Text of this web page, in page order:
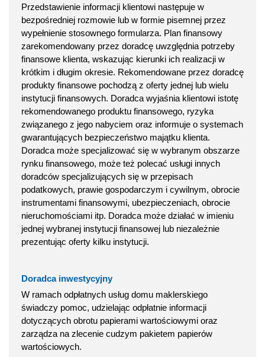
Przedstawienie informacji klientowi następuje w
bezpośredniej rozmowie lub w formie pisemnej przez
wypełnienie stosownego formularza. Plan finansowy
zarekomendowany przez doradcę uwzględnia potrzeby
finansowe klienta, wskazując kierunki ich realizacji w
krótkim i długim okresie. Rekomendowane przez doradcę
produkty finansowe pochodzą z oferty jednej lub wielu
instytucji finansowych. Doradca wyjaśnia klientowi istotę
rekomendowanego produktu finansowego, ryzyka
związanego z jego nabyciem oraz informuje o systemach
gwarantujących bezpieczeństwo majątku klienta.
Doradca może specjalizować się w wybranym obszarze
rynku finansowego, może też polecać usługi innych
doradców specjalizujących się w przepisach
podatkowych, prawie gospodarczym i cywilnym, obrocie
instrumentami finansowymi, ubezpieczeniach, obrocie
nieruchomościami itp. Doradca może działać w imieniu
jednej wybranej instytucji finansowej lub niezależnie
prezentując oferty kilku instytucji.
Doradca inwestycyjny
W ramach odpłatnych usług domu maklerskiego
świadczy pomoc, udzielając odpłatnie informacji
dotyczących obrotu papierami wartościowymi oraz
zarządza na zlecenie cudzym pakietem papierów
wartościowych.